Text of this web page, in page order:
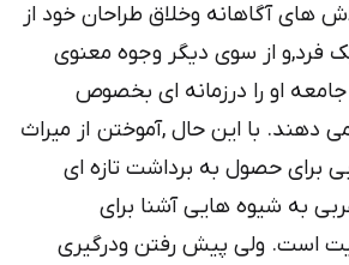
آگاهانه وخلاق طراحان خود از
از سوی دیگر وجوه معنوی
او را درزمانه ای بخصوص
دهند. با این حال ,آموختن از میراث
برای حصول به برداشت تازه ای
به شیوه هایی آشنا برای
است. ولی پیش رفتن ودرگیری